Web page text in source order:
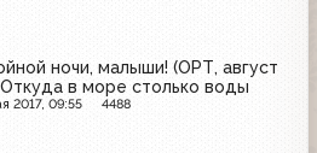
ночи, малыши! (ОРТ, август
Откуда в море столько воды
2017, 09:55 4488